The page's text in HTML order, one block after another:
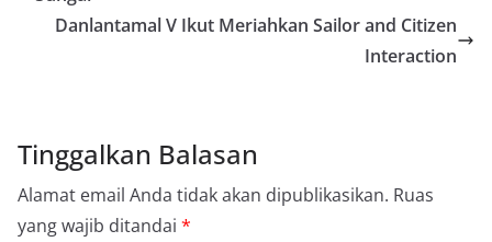
Danlantamal V Ikut Meriahkan Sailor and Citizen
Interaction
Tinggalkan Balasan
Alamat email Anda tidak akan dipublikasikan. Ruas
yang wajib ditandai *